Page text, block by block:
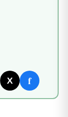
X f